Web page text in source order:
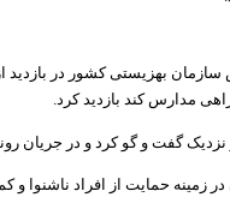
سازمان بهزیستی کشور در
نزدیک گفت و گو کرد و در جریان
زمینه حمایت از افراد ناشنوا